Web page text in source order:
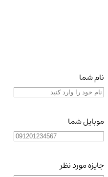
نام شما
موبایل شما
جایزه مورد نظر